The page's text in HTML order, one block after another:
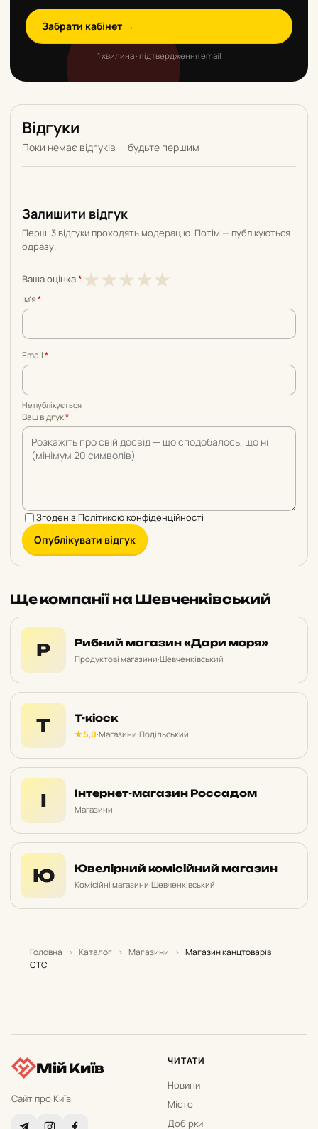
Забрати кабінет →
1 хвилина · підтвердження email
Відгуки
Поки немає відгуків — будьте першим
Залишити відгук
Перші 3 відгуки проходять модерацію. Потім — публікуються
одразу.
Ваша оцінка* ★
5
★4
5
★3
5
★2
5
★1
5
Імʼя*
Email*
Не публікується
Ваш відгук*
Згоден з Політикою конфіденційності
Опублікувати відгук
Ще компанії на Шевченківський
Р Рибний магазин «Дари моря»
Продуктові магазини·Шевченківський
T T-кіоск
★ 5,0·Магазини·Подільський
І Інтернет-магазин Россадом
Магазини
Ю Ювелірний комісійний магазин
Комісійні магазини·Шевченківський
Головна › Каталог › Магазини › Магазин канцтоварів
СТС
Мій Київ
Сайт про Київ
ЧИТАТИ
Новини
Місто
Добірки